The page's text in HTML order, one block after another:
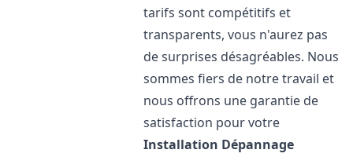
tarifs sont compétitifs et
transparents, vous n'aurez pas
de surprises désagréables. Nous
sommes fiers de notre travail et
nous offrons une garantie de
satisfaction pour votre
Installation Dépannage